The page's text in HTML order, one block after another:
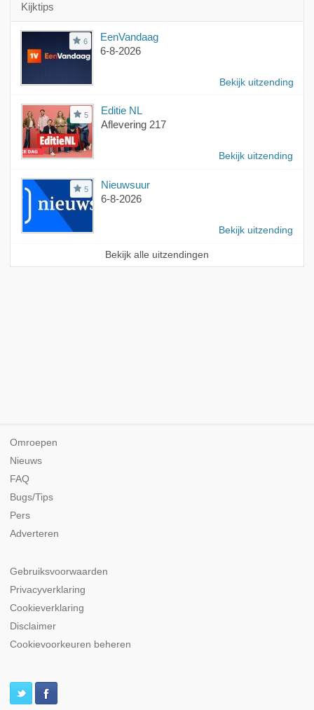
Kijktips
6
EenVandaag
6-8-2026
Bekijk uitzending
5
Editie NL
Aflevering 217
Bekijk uitzending
5
Nieuwsuur
6-8-2026
Bekijk uitzending
Bekijk alle uitzendingen
Omroepen
Nieuws
FAQ
Bugs/Tips
Pers
Adverteren
Gebruiksvoorwaarden
Privacyverklaring
Cookieverklaring
Disclaimer
Cookievoorkeuren beheren